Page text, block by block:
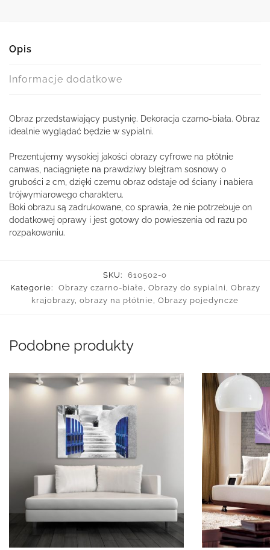
Opis
Informacje dodatkowe
Obraz przedstawiający pustynię. Dekoracja czarno-biała. Obraz
idealnie wyglądać będzie w sypialni.
Prezentujemy wysokiej jakości obrazy cyfrowe na płótnie
canwas, naciągnięte na prawdziwy blejtram sosnowy o
grubości 2 cm, dzięki czemu obraz odstaje od ściany i nabiera
trójwymiarowego charakteru.
Boki obrazu są zadrukowane, co sprawia, że nie potrzebuje on
dodatkowej oprawy i jest gotowy do powieszenia od razu po
rozpakowaniu.
SKU:
610502-o
Kategorie:
Obrazy czarno-białe, Obrazy do sypialni , Obrazy
krajobrazy, obrazy na płótnie, Obrazy pojedyncze
Podobne produkty